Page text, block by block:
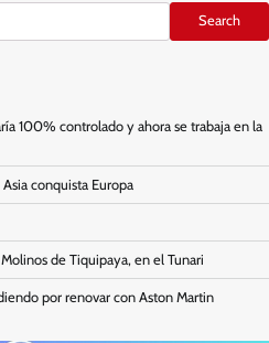
Search
100% controlado y ahora se trabaja en la
Asia conquista Europa
de Tiquipaya, en el Tunari
por renovar con Aston Martin